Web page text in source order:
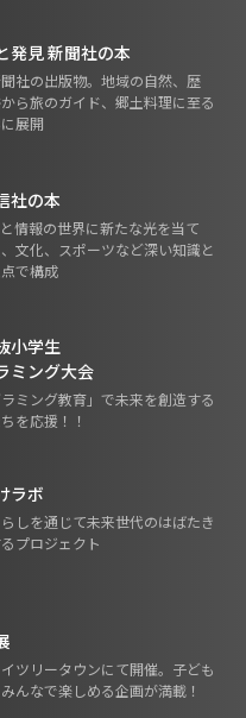
発見 新聞社の本
社の出版物。地域の自然、歴
ら旅のガイド、郷土料理に至る
展開
社の本
情報の世界に新たな光を当て
文化、スポーツなど深い知識と
で構成
小学生
ミング大会
ラミング教育」で未来を創造する
を応援！！
ラボ
しを通じて未来世代のはばたき
プロジェクト
ツリータウンにて開催。子ども
んなで楽しめる企画が満載！